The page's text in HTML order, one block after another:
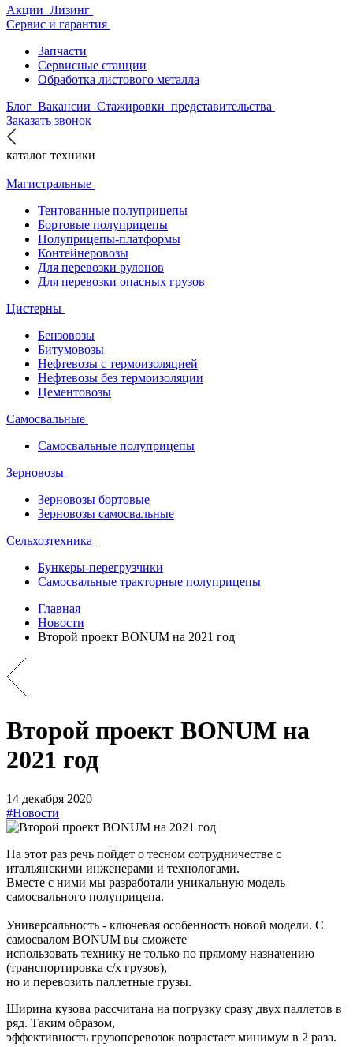
Акции Лизинг
Сервис и гарантия
Запчасти
Сервисные станции
Обработка листового металла
Блог Вакансии Стажировки представительства
Заказать звонок
каталог техники
Магистральные
Тентованные полуприцепы
Бортовые полуприцепы
Полуприцепы-платформы
Контейнеровозы
Для перевозки рулонов
Для перевозки опасных грузов
Цистерны
Бензовозы
Битумовозы
Нефтевозы с термоизоляцией
Нефтевозы без термоизоляции
Цементовозы
Самосвальные
Самосвальные полуприцепы
Зерновозы
Зерновозы бортовые
Зерновозы самосвальные
Сельхозтехника
Бункеры-перегрузчики
Самосвальные тракторные полуприцепы
Главная
Новости
Второй проект BONUM на 2021 год
Второй проект BONUM на
2021 год
14 декабря 2020
#Новости
На этот раз речь пойдет о тесном сотрудничестве с
итальянскими инженерами и технологами.
Вместе с ними мы разработали уникальную модель
самосвального полуприцепа.
Универсальность - ключевая особенность новой модели. С
самосвалом BONUM вы сможете
использовать технику не только по прямому назначению
(транспортировка с/х грузов),
но и перевозить паллетные грузы.
Ширина кузова рассчитана на погрузку сразу двух паллетов в
ряд. Таким образом,
эффективность грузоперевозок возрастает минимум в 2 раза.